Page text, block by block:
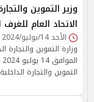
وزير التموين
الاتحاد العام للغرف
الأحد 14/يوليو/2024 - 06:01 م
وزارة التموين والتجارة
التموين والتجارة